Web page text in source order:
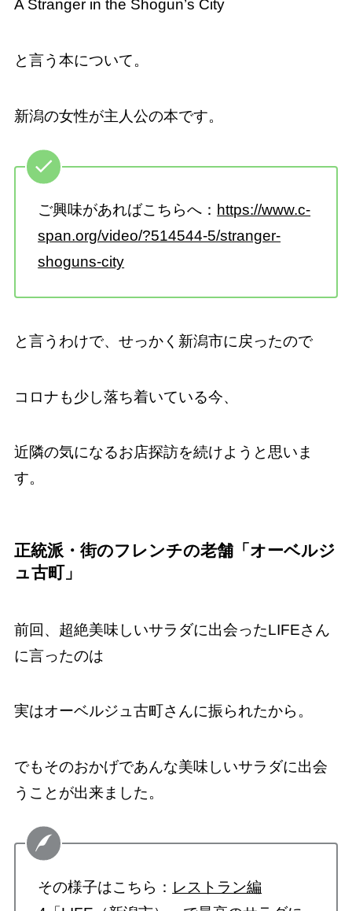
A Stranger in the Shogun’s City
と言う本について。
新潟の女性が主人公の本です。
ご興味があればこちらへ： https://www.c-
span.org/video/?514544-5/stranger-
shoguns-city
と言うわけで、せっかく新潟市に戻ったので
コロナも少し落ち着いている今、
近隣の気になるお店探訪を続けようと思いま
す。
正統派・街のフレンチの老舗「オーベルジ
ュ古町」
前回、超絶美味しいサラダに出会ったLIFEさん
に言ったのは
実はオーベルジュ古町さんに振られたから。
でもそのおかげであんな美味しいサラダに出会
うことが出来ました。
その様子はこちら： レストラン編